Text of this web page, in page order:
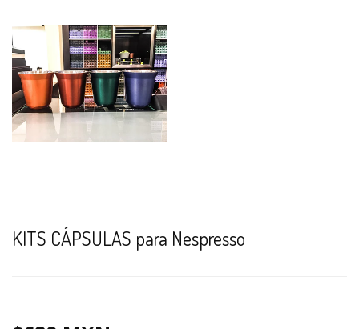
KITS CÁPSULAS para Nespresso